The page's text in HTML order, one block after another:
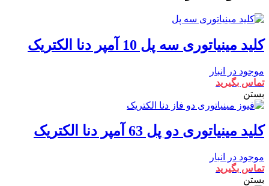
کلید مینیاتوری سه پل 10 آمپر دنا الکتریک
موجود در انبار
تماس بگیرید
بستن
کلید مینیاتوری دو پل 63 آمپر دنا الکتریک
موجود در انبار
تماس بگیرید
بستن